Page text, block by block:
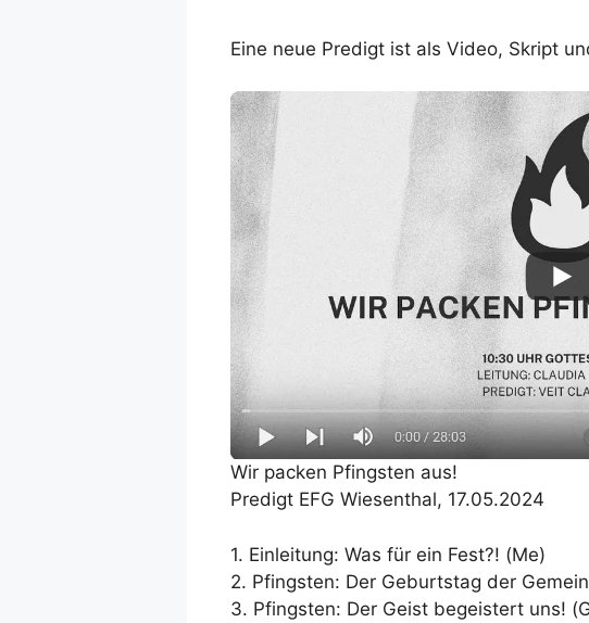
Eine neue Predigt ist als Video, Skript
Wir packen Pfingsten aus!
Predigt EFG Wiesenthal, 17.05.2024
1. Einleitung: Was für ein Fest?! (Me)
2. Pfingsten: Der Geburtstag der
3. Pfingsten: Der Geist begeistert uns!